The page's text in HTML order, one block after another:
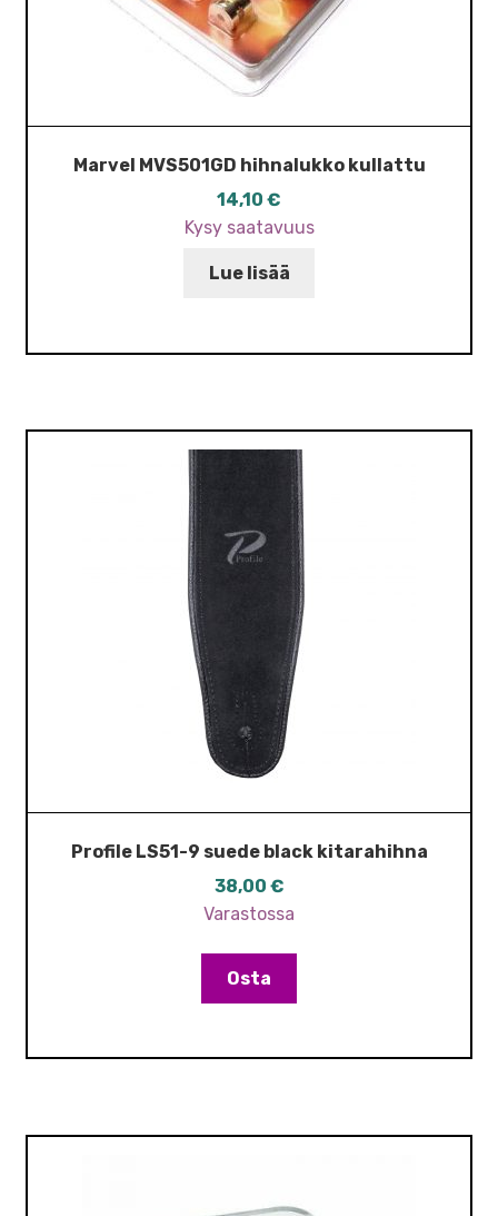
Marvel MVS501GD hihnalukko kullattu
14,10 €
Kysy saatavuus
Lue lisää
Profile LS51-9 suede black kitarahihna
38,00 €
Varastossa
Osta